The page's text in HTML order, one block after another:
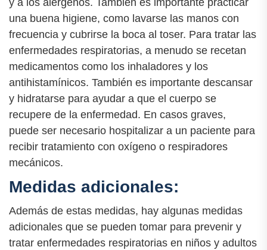
una buena higiene, como lavarse las manos con
frecuencia y cubrirse la boca al toser. Para tratar las
enfermedades respiratorias, a menudo se recetan
medicamentos como los inhaladores y los
antihistamínicos. También es importante descansar
y hidratarse para ayudar a que el cuerpo se
recupere de la enfermedad. En casos graves,
puede ser necesario hospitalizar a un paciente para
recibir tratamiento con oxígeno o respiradores
mecánicos.
Medidas adicionales:
Además de estas medidas, hay algunas medidas
adicionales que se pueden tomar para prevenir y
tratar enfermedades respiratorias en niños y adultos